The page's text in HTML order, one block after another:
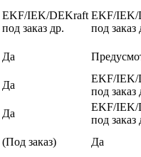
EKF/IEK/DEKraft
под заказ др.
EKF/IEK/
под заказ
Да
Да
EKF/IEK/
под заказ
Да
EKF/IEK/
под заказ
(Под заказ)
Да